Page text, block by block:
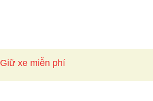
Giữ xe miễn phí